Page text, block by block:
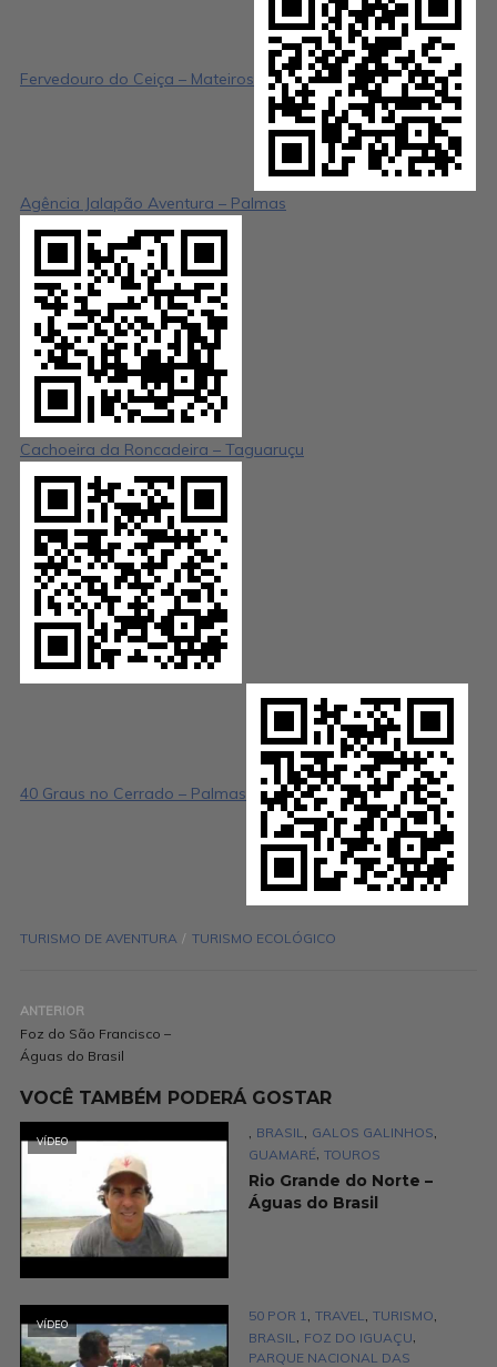
Fervedouro do Ceiça – Mateiros
Agência Jalapão Aventura – Palmas
Cachoeira da Roncadeira – Taguaruçu
40 Graus no Cerrado – Palmas
TURISMO DE AVENTURA TURISMO ECOLÓGICO
ANTERIOR
Foz do São Francisco –
Águas do Brasil
VOCÊ TAMBÉM PODERÁ GOSTAR
VÍDEO , BRASIL, GALOS GALINHOS,
GUAMARÉ, TOUROS
Rio Grande do Norte –
Águas do Brasil
VÍDEO
50 POR 1, TRAVEL, TURISMO,
BRASIL , FOZ DO IGUAÇU,
PARQUE NACIONAL DAS